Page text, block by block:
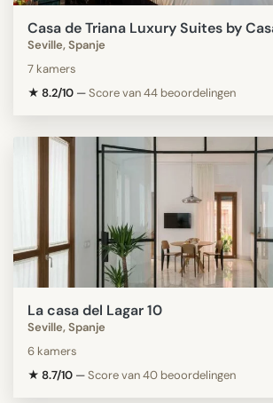
Casa de Triana Luxury Suites by
Seville, Spanje
7 kamers
★ 8.2/10 —Score van 44 beoordelingen
La casa del Lagar 10
Seville, Spanje
6 kamers
★ 8.7/10 —Score van 40 beoordelingen